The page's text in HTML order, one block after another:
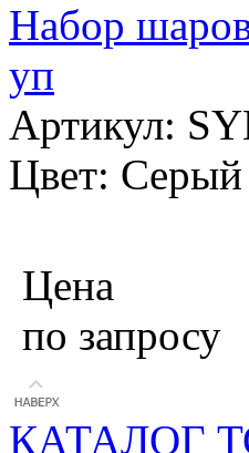
Набор
уп
Артикул:
Цвет: Серый
Цена
по запросу
КАТАЛОГ